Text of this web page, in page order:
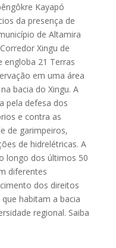
Kayapó
da presença de
de Altamira
Xingu de
engloba 21 Terras
em uma área
bacia do Xingu. A
pela defesa dos
e contra as
de garimpeiros,
de hidrelétricas. A
longo dos últimos 50
diferentes
dos direitos
habitam a bacia
regional. Saiba